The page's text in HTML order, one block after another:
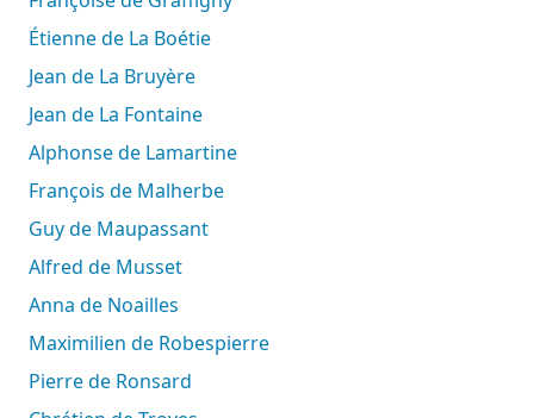
Étienne de La Boétie
Jean de La Bruyère
Jean de La Fontaine
Alphonse de Lamartine
François de Malherbe
Guy de Maupassant
Alfred de Musset
Anna de Noailles
Maximilien de Robespierre
Pierre de Ronsard